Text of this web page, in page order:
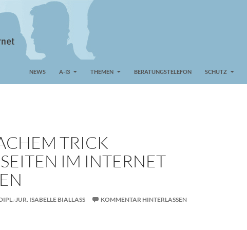
NEWS A-I3 THEMEN BERATUNGSTELEFON SCHUTZ
TRICK
IM INTERNET
JUR. ISABELLE BIALLASS KOMMENTAR HINTERLASSEN